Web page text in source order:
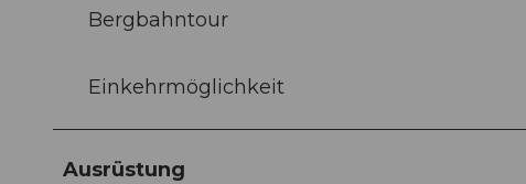
Bergbahntour
Einkehrmöglichkeit
Ausrüstung